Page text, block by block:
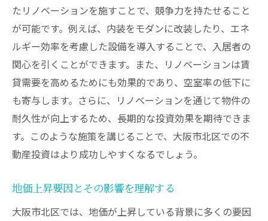
たリノベーションを施すことで、競争力を持たせること
が可能です。例えば、内装をモダンに改装したり、エネ
ルギー効率を考慮した設備を導入することで、入居者の
関心を引くことができます。また、リノベーションは賃
貸需要を高めるためにも効果的であり、空室率の低下に
も寄与します。さらに、リノベーションを通じて物件の
耐久性が向上するため、長期的な投資効果を期待できま
す。このような施策を講じることで、大阪市北区での不
動産投資はより成功しやすくなるでしょう。
地価上昇要因とその影響を理解する
大阪市北区では、地価が上昇している背景に多くの要因